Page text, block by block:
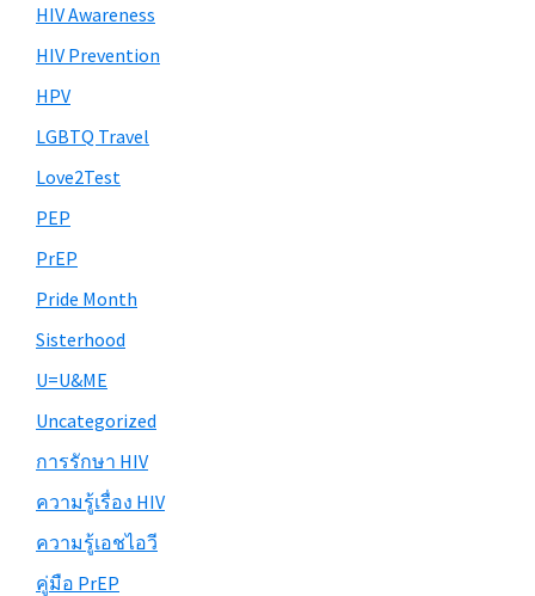
HIV Awareness
HIV Prevention
HPV
LGBTQ Travel
Love2Test
PEP
PrEP
Pride Month
Sisterhood
U=U&ME
Uncategorized
การรักษา HIV
ความรู้เรื่อง HIV
ความรู้เอชไอวี
คู่มือ PrEP